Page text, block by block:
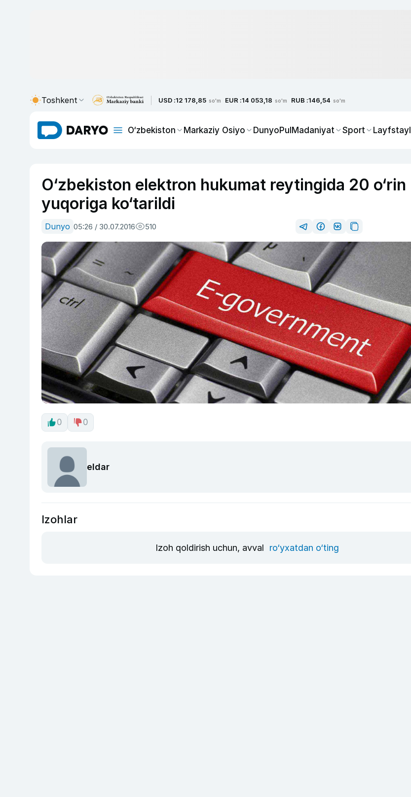
Toshkent USD :12 178,85 so'm EUR :14 053,18 so'm RUB :146,54 so'm
O‘zbekiston Markaziy Osiyo DunyoPulMadaniyat Sport Layfstayl
O‘zbekiston elektron hukumat reytingida 20 o‘rin
yuqoriga ko‘tarildi
Dunyo 05:26 / 30.07.2016 510
0 0
eldar
Izohlar
Izoh qoldirish uchun, avval ro‘yxatdan o‘ting